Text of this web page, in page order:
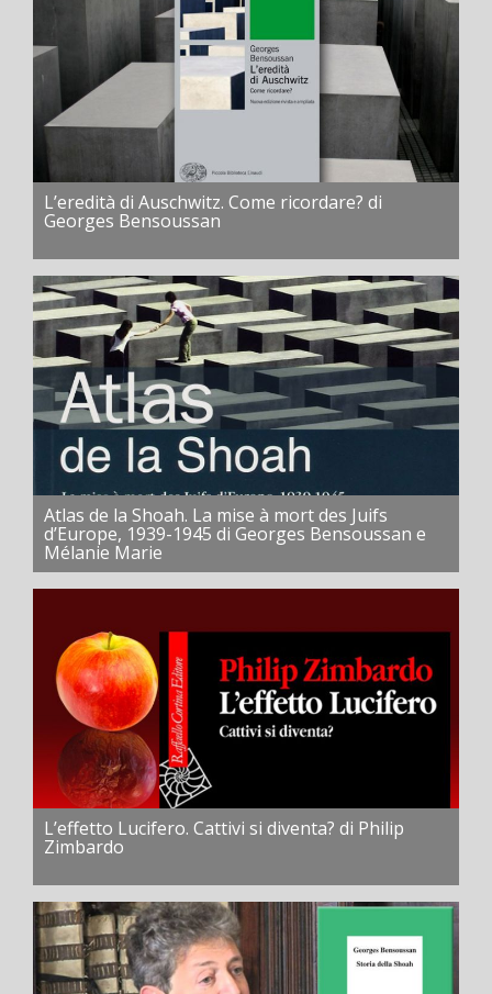
L’eredità di Auschwitz. Come ricordare? di
Georges Bensoussan
Atlas de la Shoah. La mise à mort des Juifs
d’Europe, 1939-1945 di Georges Bensoussan e
Mélanie Marie
L’effetto Lucifero. Cattivi si diventa? di Philip
Zimbardo